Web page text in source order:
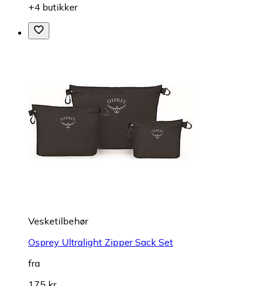
+4 butikker
Vesketilbehør
Osprey Ultralight Zipper Sack Set
fra